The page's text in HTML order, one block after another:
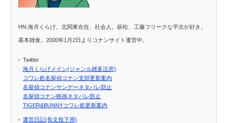
HN:海月くらげ。北関東在住、社会人。萩松、工藤フリークな平次が好き。
基本雑食。2000年1月2日よりコナンサイト運営中。
Twitter
海月くらげメイン(ジャンル雑多注意)
コワレ処名探偵コナン支部更新案内
名探偵コナンサンデーネタバレ防止
名探偵コナン映画ネタバレ防止
TIGER&BUNNYコワレ処更新案内
運営日記(長文投下用)